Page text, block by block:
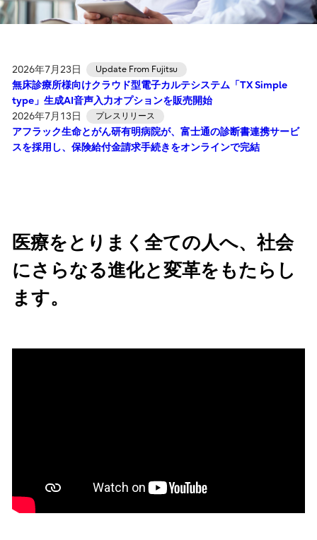
2026年7月23日 Update From Fujitsu
無床診療所様向けクラウド型電子カルテシステム「TX Simple
type」生成AI音声入力オプションを販売開始
2026年7月13日
プレスリリース
アフラック生命とがん研有明病院が、富士通の診断書連携サービ
スを採用し、保険給付金請求手続きをオンラインで完結
医療をとりまく全ての人へ、社会
にさらなる進化と変革をもたらし
ます。